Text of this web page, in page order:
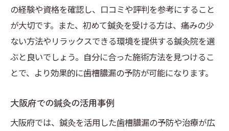
の経験や資格を確認し、口コミや評判を参考にすること
が大切です。また、初めて鍼灸を受ける方は、痛みの少
ない方法やリラックスできる環境を提供する鍼灸院を選
ぶと良いでしょう。自分に合った施術方法を見つけるこ
とで、より効果的に歯槽膿漏の予防が可能になります。
大阪府での鍼灸の活用事例
大阪府では、鍼灸を活用した歯槽膿漏の予防や治療が広